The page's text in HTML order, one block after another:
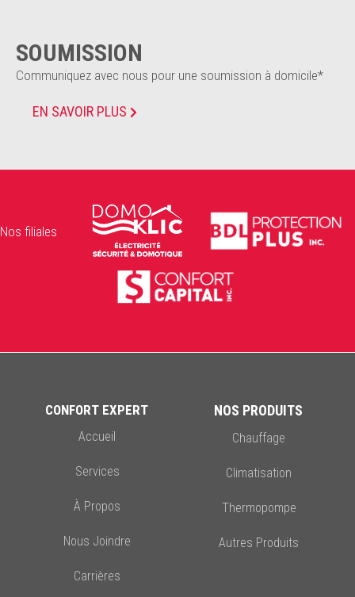
SOUMISSION
Communiquez avec nous pour une soumission à domicile*
EN SAVOIR PLUS
Nos filiales
CONFORT EXPERT
Accueil
Services
À Propos
Nous Joindre
Carrières
NOS PRODUITS
Chauffage
Climatisation
Thermopompe
Autres Produits